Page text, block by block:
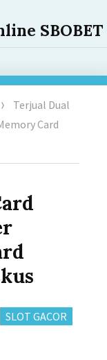
SBOBET
Terjual Dual
Card
CATEGORIES:
SLOT GACOR